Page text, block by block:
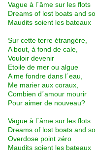
Vague à l´âme sur les flots
Dreams of lost boats and so
Maudits soient les bateaux
Sur cette terre étrangère,
A bout, à fond de cale,
Vouloir devenir
Etoile de mer ou algue
A me fondre dans l´eau,
Me marier aux coraux,
Combien d´amour mourir
Pour aimer de nouveau?
Vague à l´âme sur les flots
Dreams of lost boats and so
Overdose point zéro
Maudits soient les bateaux